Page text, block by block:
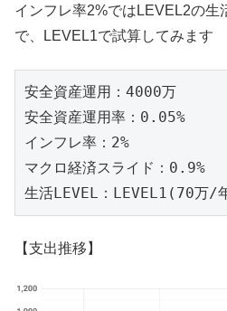
インフレ率2%ではLEVEL2の生
で、LEVEL1で試算してみます
安全資産運用：4000万
安全資産運用率：0.05%
インフレ率：2%
マクロ経済スライド：0.9%
生活LEVEL：LEVEL1(70万/
【支出推移】